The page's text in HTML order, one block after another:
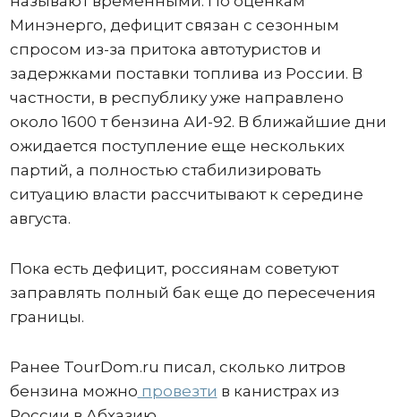
Минэнерго, дефицит связан с сезонным
спросом из-за притока автотуристов и
задержками поставки топлива из России. В
частности, в республику уже направлено
около 1600 т бензина АИ-92. В ближайшие дни
ожидается поступление еще нескольких
партий, а полностью стабилизировать
ситуацию власти рассчитывают к середине
августа.
Пока есть дефицит, россиянам советуют
заправлять полный бак еще до пересечения
границы.
Ранее TourDom.ru писал, сколько литров
бензина можно провезти в канистрах из